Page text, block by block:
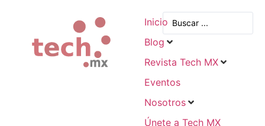
Inicio
Blog
Revista Tech MX
Eventos
Nosotros
Únete a Tech MX